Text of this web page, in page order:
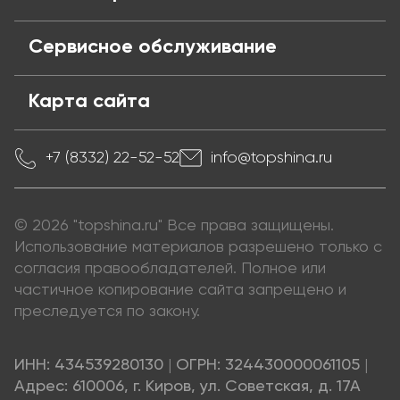
Сервисное обслуживание
Карта сайта
+7 (8332) 22-52-52 info@topshina.ru
© 2026 "topshina.ru" Все права защищены.
Использование материалов разрешено только с
согласия правообладателей. Полное или
частичное копирование сайта запрещено и
преследуется по закону.
ИНН: 434539280130 ОГРН: 324430000061105
Адрес: 610006, г. Киров, ул. Советская, д. 17А